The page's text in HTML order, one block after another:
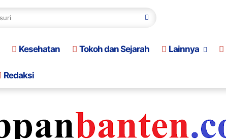
Kesehatan Tokoh dan Sejarah Lainnya
Redaksi